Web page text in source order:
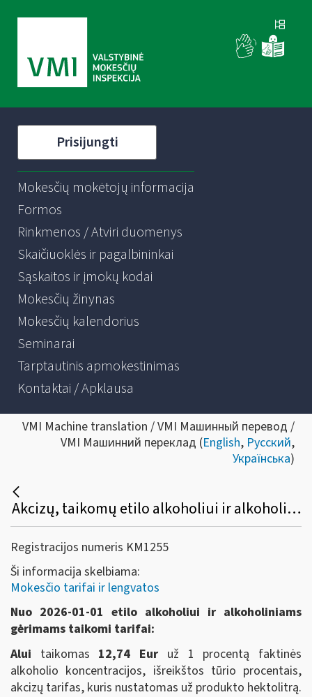
Prisijungti
Mokesčių mokėtojų informacija
Formos
Rinkmenos / Atviri duomenys
Skaičiuoklės ir pagalbininkai
Sąskaitos ir įmokų kodai
Mokesčių žinynas
Mokesčių kalendorius
Seminarai
Tarptautinis apmokestinimas
Kontaktai / Apklausa
VMI Machine translation / VMI Машинный перевод /
VMI Машинний переклад (English, Русский,
Українська)
Akcizų, taikomų etilo alkoholiui ir alkoholiniams gėrimams, tarifai
Registracijos numeris KM1255
Ši informacija skelbiama:
Mokesčio tarifai ir lengvatos
Nuo 2026-01-01 etilo alkoholiui ir alkoholiniams
gėrimams taikomi tarifai:
Alui taikomas 12,74 Eur už 1 procentą faktinės
alkoholio koncentracijos, išreikštos tūrio procentais,
akcizų tarifas, kuris nustatomas už produkto hektolitrą.